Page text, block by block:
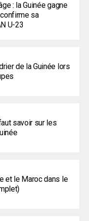
: la Guinée gagne
sa
U-23
de la Guinée lors
savoir sur les
et le Maroc dans le